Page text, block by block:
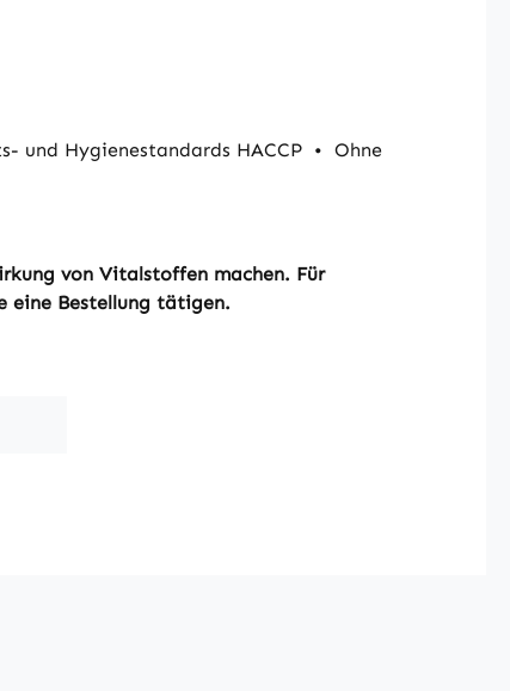
und Hygienestandards HACCP • Ohne
von Vitalstoffen machen. Für
eine Bestellung tätigen.